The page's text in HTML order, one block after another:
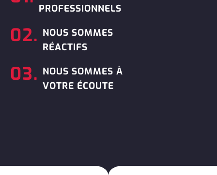
PROFESSIONNELS
02. NOUS SOMMES
RÉACTIFS
03. NOUS SOMMES À
VOTRE ÉCOUTE